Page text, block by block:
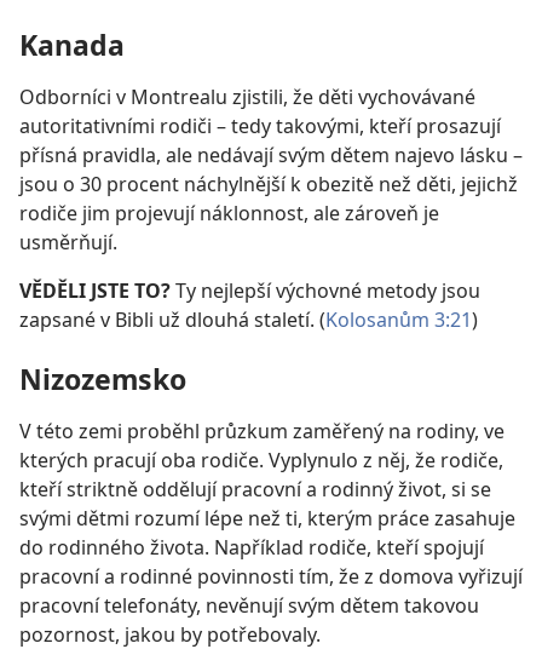
Kanada
Odborníci v Montrealu zjistili, že děti vychovávané
autoritativními rodiči – tedy takovými, kteří prosazují
přísná pravidla, ale nedávají svým dětem najevo lásku –
jsou o 30 procent náchylnější k obezitě než děti, jejichž
rodiče jim projevují náklonnost, ale zároveň je
usměrňují.
VĚDĚLI JSTE TO?Ty nejlepší výchovné metody jsou
zapsané v Bibli už dlouhá staletí. (Kolosanům 3:21)
Nizozemsko
V této zemi proběhl průzkum zaměřený na rodiny, ve
kterých pracují oba rodiče. Vyplynulo z něj, že rodiče,
kteří striktně oddělují pracovní a rodinný život, si se
svými dětmi rozumí lépe než ti, kterým práce zasahuje
do rodinného života. Například rodiče, kteří spojují
pracovní a rodinné povinnosti tím, že z domova vyřizují
pracovní telefonáty, nevěnují svým dětem takovou
pozornost, jakou by potřebovaly.